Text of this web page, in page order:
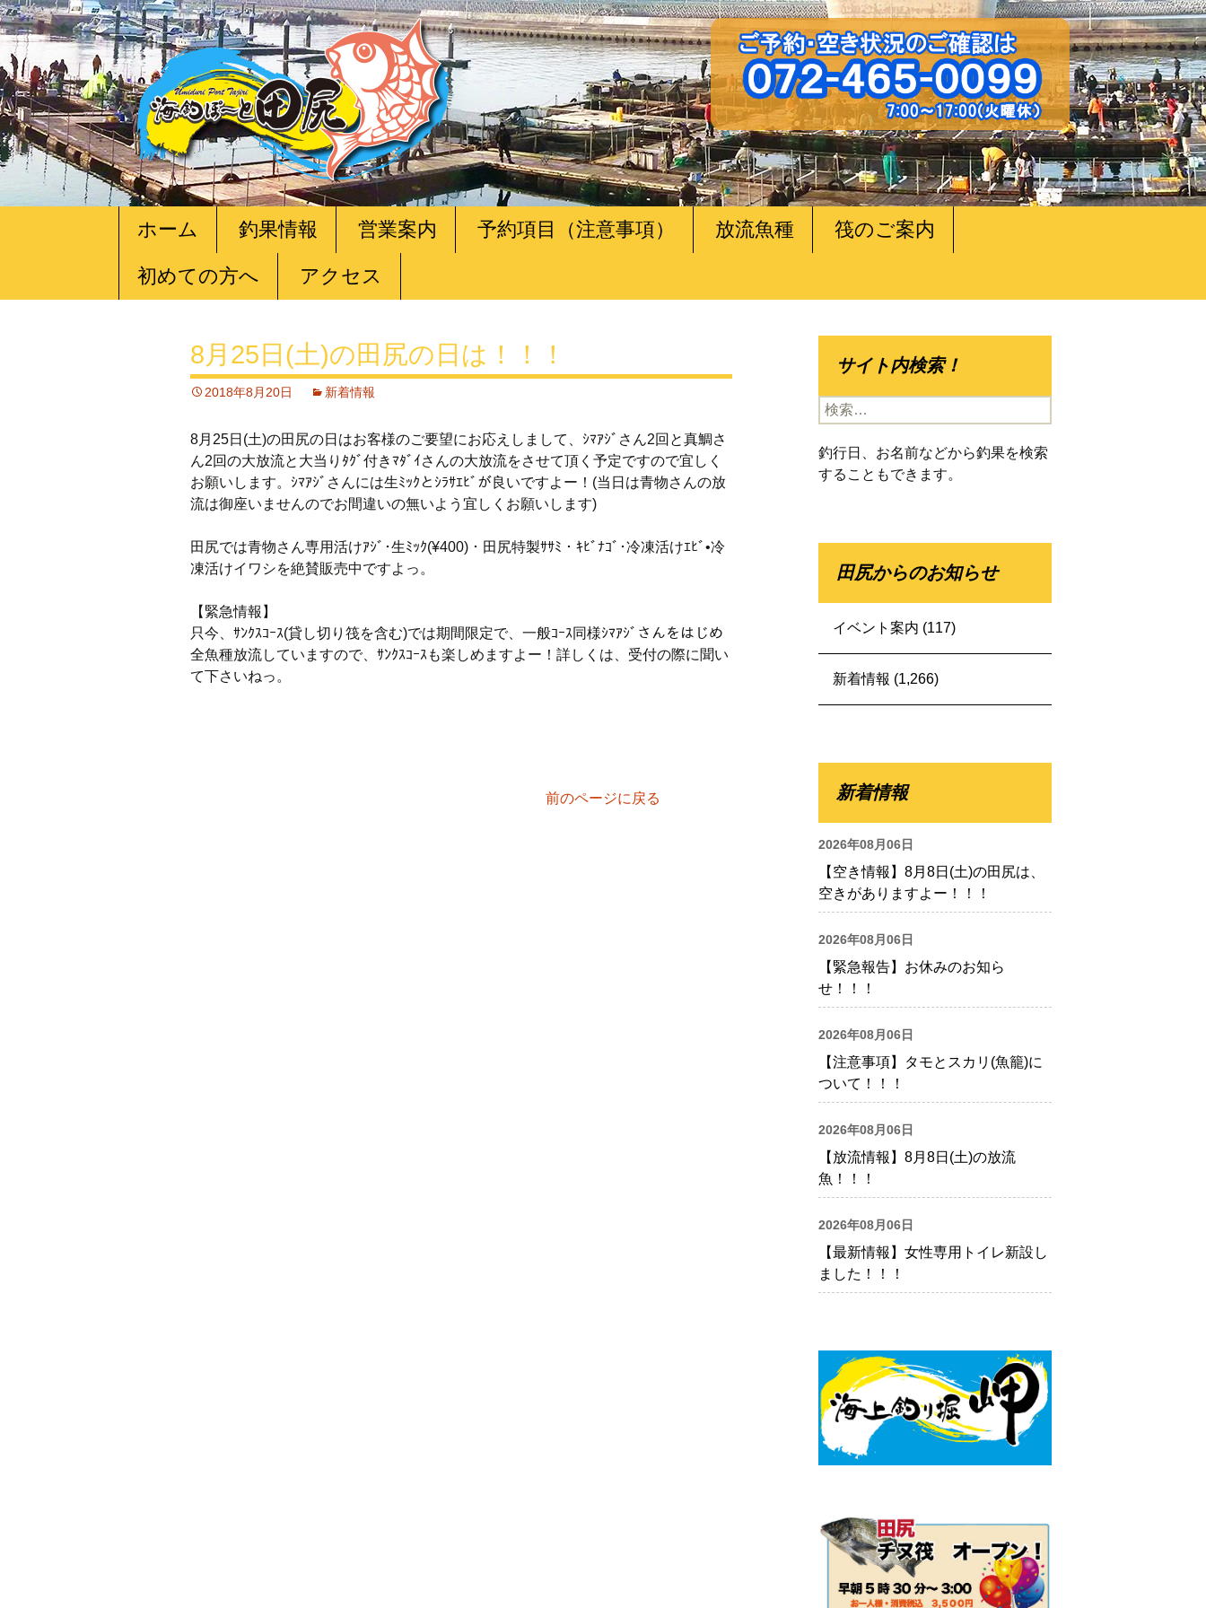
ツ
ホーム 釣果情報 営業案内 予約項目（注意事項） 放流魚種 筏のご案内
初めての方へ アクセス
8月25日(土)の田尻の日は！！！
2018年8月20日 新着情報
8月25日(土)の田尻の日はお客様のご要望にお応えしまして、ｼﾏｱｼﾞさん2回と真鯛さ
ん2回の大放流と大当りﾀｸﾞ付きﾏﾀﾞｲさんの大放流をさせて頂く予定ですので宜しく
お願いします。ｼﾏｱｼﾞさんには生ﾐｯｸとｼﾗｻｴﾋﾞが良いですよー！(当日は青物さんの放
流は御座いませんのでお間違いの無いよう宜しくお願いします)
田尻では青物さん専用活けｱｼﾞ･生ﾐｯｸ(¥400)・田尻特製ｻｻﾐ・ｷﾋﾞﾅｺﾞ･冷凍活けｴﾋﾞ•冷
凍活けイワシを絶賛販売中ですよっ。
【緊急情報】
只今、ｻﾝｸｽｺｰｽ(貸し切り筏を含む)では期間限定で、一般ｺｰｽ同様ｼﾏｱｼﾞさんをはじめ
全魚種放流していますので、ｻﾝｸｽｺｰｽも楽しめますよー！詳しくは、受付の際に聞い
て下さいねっ。
前のページに戻る
サイト内検索！
検
索:
釣行日、お名前などから釣果を検索
することもできます。
田尻からのお知らせ
イベント案内 (117)
新着情報 (1,266)
新着情報
2026年08月06日
【空き情報】8月8日(土)の田尻は、
空きがありますよー！！！
2026年08月06日
【緊急報告】お休みのお知ら
せ！！！
2026年08月06日
【注意事項】タモとスカリ(魚籠)に
ついて！！！
2026年08月06日
【放流情報】8月8日(土)の放流
魚！！！
2026年08月06日
【最新情報】女性専用トイレ新設し
ました！！！